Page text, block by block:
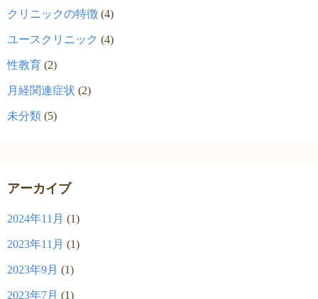
クリニックの特徴 (4)
ユースクリニック (4)
性教育 (2)
月経関連症状 (2)
未分類 (5)
アーカイブ
2024年11月 (1)
2023年11月 (1)
2023年9月 (1)
2023年7月 (1)